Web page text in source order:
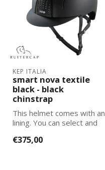
KEP ITALIA
smart nova textile
black - black
chinstrap
This helmet comes with an
lining. You can select and
lining...
€375,00